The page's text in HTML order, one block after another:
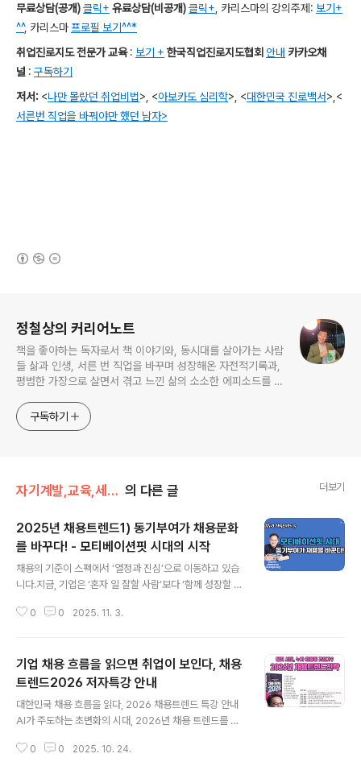
무료상담(공개)클릭+ 유료상담(비공개)클릭+ 카리스마의 강의주제 : 보기+
^^, 카리스마 프로필 보기^^*
취업진로지도 전문가 교육 : 보기 + 한국직업진로지도협회 안내 카카오채
널 : 구독하기
저서: <나만 몰랐던 취업비법>, <아보카도 심리학>, <대한민국 진로백서> <
서른번 직업을 바꿔야만 했던 남자>
정철상의 커리어노트
책을 좋아하는 독자로서 책 이야기와, 동시대를 살아가는 사람
들 삶과 인생, 서른 번 직업을 바꾸며 성장해온 자전적기록과,
평범한 가장으로 살면서 겪고 느낀 삶의 소소한 에피소드를 전
고픈 커리어코치, 유튜브: 정교수의 인생수업
구독하기
자기계발,교육,세미나 의 다른 글 더보기
2025년 채용트렌드1) 동기부여가 채용문화
를 바꾸다! - 모티베이션핏 시대의 시작
채용의 기준이 스펙에서 ‘열정과 진심’으로 이동하고 있습
니다.지금, 기업은 ‘혼자 일 잘할 사람’보다 ‘함께 성장할 사
기업은 더 이상 ‘스펙 좋은 사람’을 찾지 않습니다.‘왜 일하
기부여 적합성이 채용의 핵심 기준이 되고 있는 겁니다. 유
튜브로 시청하기 : https://youtu.be/A8xMHOM2kiU
이번 영상은 『채용트렌드 2025』 저자 윤영돈 소장님의
강의를 통해 다가오는 새해 채용 시장의 방향성과 인재 선
발의 본질이 어떻게 달라지는지를 살펴본 온라인 특강입니
다. 11월 6일 저녁 2026년을 채용트렌드를 ..
0 0 2025. 11. 3.
기업 채용 흐름을 읽으면 취업이 보인다, 채용
트렌드2026 저자특강 안내
대한민국 채용 흐름을 읽다, 2026 채용트렌드 특강 안내
AI가 주도하는 초변화의 시대, 2026년 채용 트렌드를 미
20여 년간 커리어와 채용 관련 강의를 이어오며 시대가 빠
0 0 2025. 10. 24.